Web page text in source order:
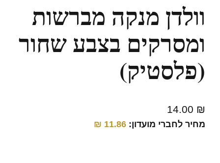
וולדן מנקה מברשות
ומסרקים בצבע שחור
(פלסטיק)
14.00 ₪
מחיר לחברי מועדון: 11.86
₪